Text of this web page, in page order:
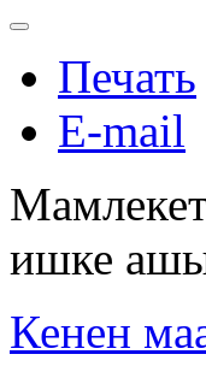
Печать
E-mail
ишке
Кенен